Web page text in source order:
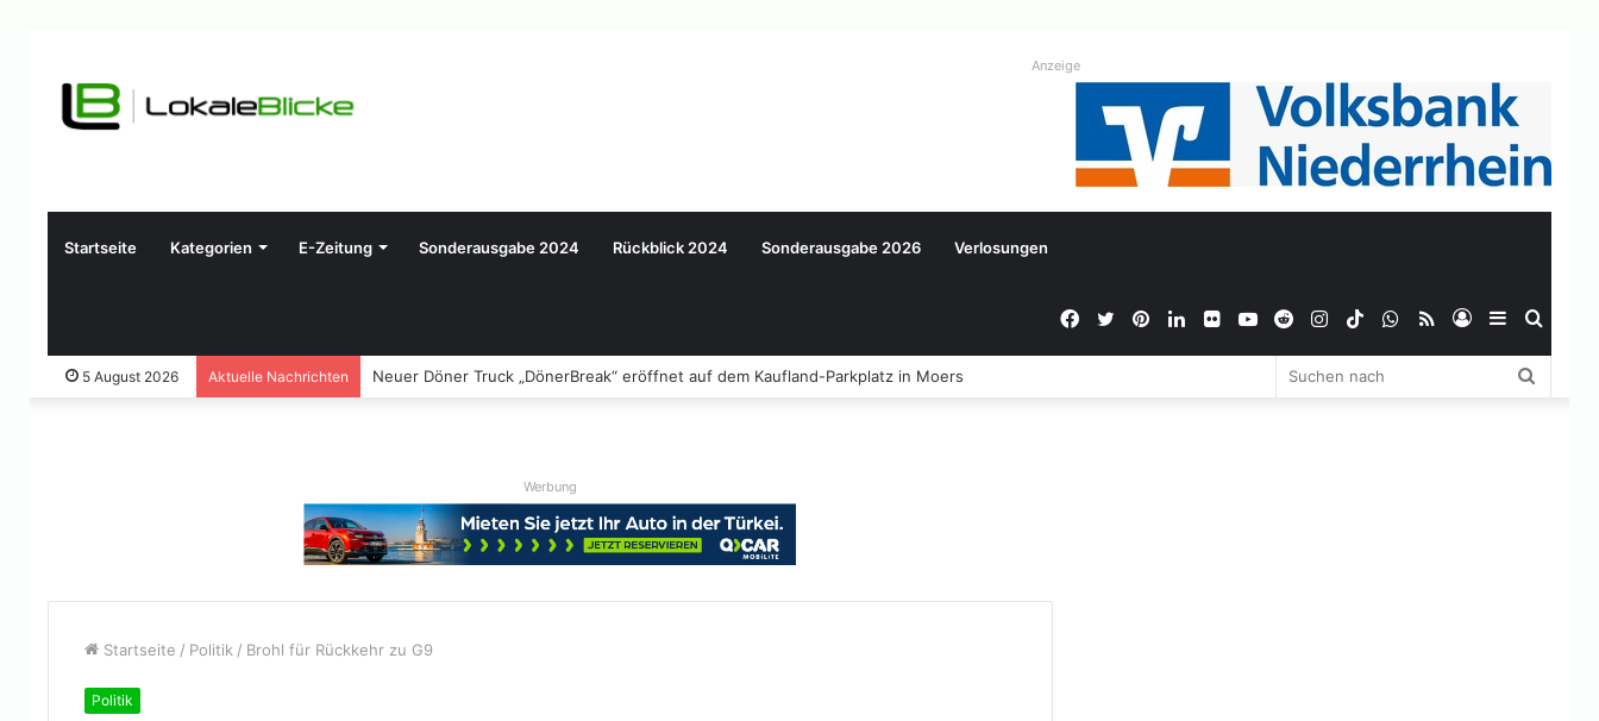
Anzeige
Startseite Kategorien E-Zeitung Sonderausgabe 2024 Rückblick 2024 Sonderausgabe 2026 Verlosungen
Sidebar
Anmelden
RSS
WhatsApp
TikTok
Instagram
Reddit
YouTube
Flickr
LinkedIn
Pinterest
Twitter
Facebook
5 August 2026 Aktuelle Nachrichten Neuer Döner Truck „DönerBreak“ eröffnet auf dem Kaufland-Parkplatz in Moers
Werbung
Startseite / Politik / Brohl für Rückkehr zu G9
Politik